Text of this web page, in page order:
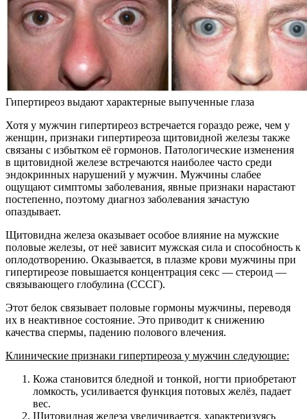
Гипертиреоз выдают характерные выпученные глаза
Хотя у мужчин гипертиреоз встречается гораздо реже, чем у
женщин, признаки гипертиреоза щитовидной железы также
связаны с избытком её гормонов. Патологические изменения
в щитовидной железе встречаются наиболее часто среди
эндокринных нарушений у мужчин. Мужчины слабее
ощущают симптомы заболевания, явные признаки нарастают
постепенно, поэтому диагноз заболевания зачастую
опаздывает.
Щитовидна железа оказывает особое влияние на мужские
половые железы, от неё зависит мужская сила и способность к
оплодотворению. Оказывается, в плазме крови мужчины при
гипертиреозе повышается концентрация секс — стероид —
связывающего глобулина (СССГ).
Этот белок связывает половые гормоны мужчины, переводя
их в неактивное состояние. Это приводит к снижению
качества спермы, падению полового влечения.
Клинические признаки гипертиреоза у мужчин следующие:
Кожа становится бледной и тонкой, ногти приобретают
ломкость, усиливается функция потовых желёз, падает
вес.
Щитовидная железа увеличивается, характеризуясь